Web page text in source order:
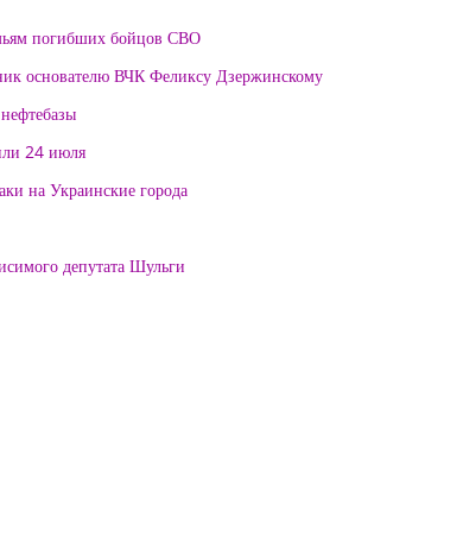
погибших бойцов СВО
основателю ВЧК Феликсу Дзержинскому
24 июля
на Украинские города
депутата Шульги